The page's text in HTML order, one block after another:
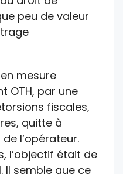
peu de valeur
mesure
OTH, par une
fiscales,
quitte à
l’opérateur.
l’objectif était de
Il semble que ce